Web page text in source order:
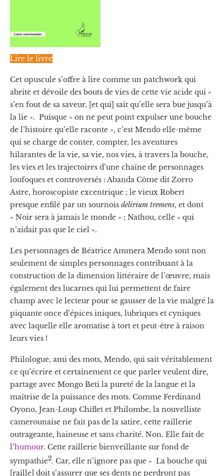
Lire le livre
Cet opuscule s’offre à lire comme un patchwork qui
abrite et dévoile des bouts de vies de cette vie acide qui «
s’en fout de sa saveur, [et qui] sait qu’elle sera bue jusqu’à
la lie ». Puisque « on ne peut point expulser une bouche
de l’histoire qu’elle raconte », c’est Mendo elle-même
qui se charge de conter, compter, les aventures
hilarantes de la vie, sa vie, nos vies, à travers la bouche,
les vies et les trajectoires d’une chaîne de personnages
loufoques et controversés : Abanda Côme dit Zorro
Astre, horoscopiste excentrique ; le vieux Robert
presque enfilé par un sournois delirium tremens, et dont
« Noir sera à jamais le monde » ; Nathou, celle « qui
n’aidait pas que le ciel ».
Les personnages de Béatrice Ammera Mendo sont non
seulement de simples personnages contribuant à la
construction de la dimension littéraire de l’œuvre, mais
également des lucarnes qui lui permettent de faire
champ avec le lecteur pour se gausser de la vie malgré la
piquante once d’épices iniques, lubriques et cyniques
avec laquelle elle aromatise à tort et peut-être à raison
leurs vies !
Philologue, ami des mots, Mendo, qui sait véritablement
ce qu’écrire et certainement ce que parler veulent dire,
partage avec Mongo Beti la pureté de la langue et la
maîtrise de la puissance des mots. Comme Ferdinand
Oyono, Jean-Loup Chiflet et Philombe, la nouvelliste
camerounaise ne fait pas de la satire, cette raillerie
outrageante, haineuse et sans charité. Non. Elle fait de
l’humour. Cette raillerie bienveillante sur fond de
sympathie2. Car, elle n’ignore pas que « La bouche qui
[raille] doit s’assurer que ses dents ne perdront pas